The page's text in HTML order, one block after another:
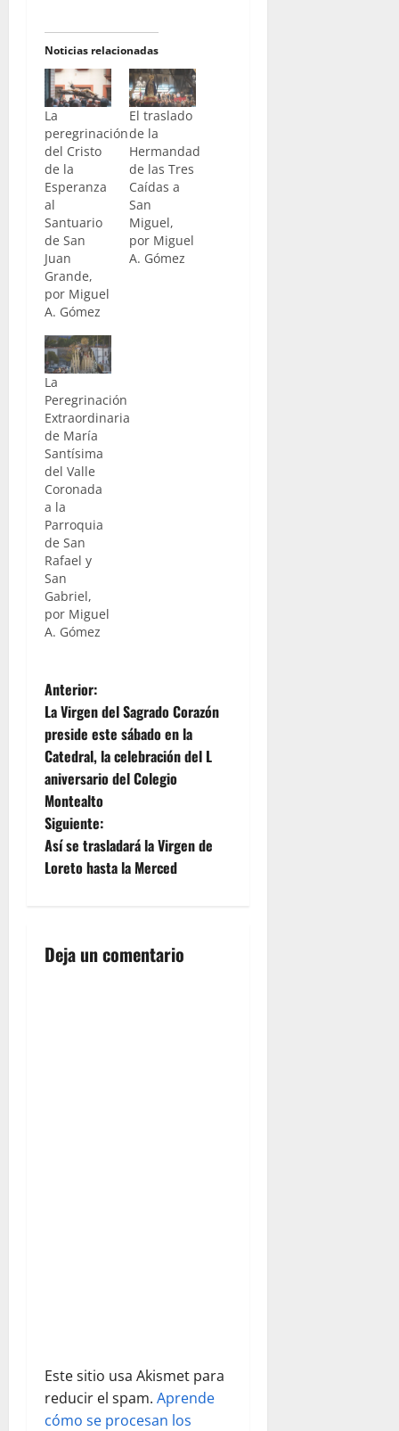
Noticias relacionadas
La
peregrinación
del Cristo
de la
Esperanza
al
Santuario
de San
Juan
Grande,
por Miguel
A. Gómez
El traslado
de la
Hermandad
de las Tres
Caídas a
San
Miguel,
por Miguel
A. Gómez
La
Peregrinación
Extraordinaria
de María
Santísima
del Valle
Coronada
a la
Parroquia
de San
Rafael y
San
Gabriel,
por Miguel
A. Gómez
N
a
v
e
g
a
i
a
s
Anterior:
La Virgen del Sagrado Corazón
preside este sábado en la
Catedral, la celebración del L
aniversario del Colegio
Montealto
Siguiente:
Así se trasladará la Virgen de
Loreto hasta la Merced
Deja un comentario
Este sitio usa Akismet para
reducir el spam. Aprende
cómo se procesan los